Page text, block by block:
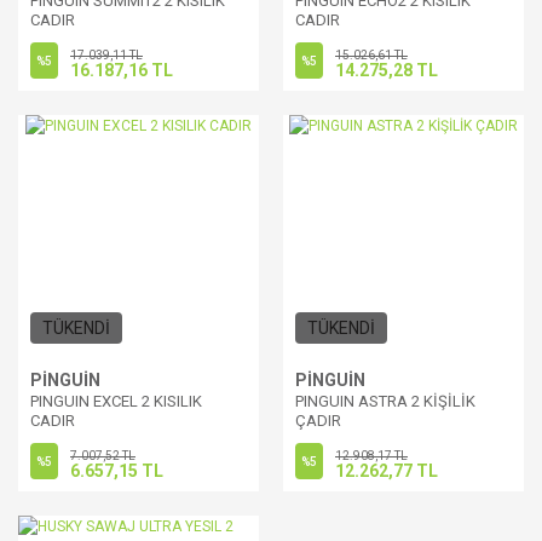
CADIR
%5 17.039,11 TL
16.187,16 TL
CADIR
%5 15.026,61 TL
14.275,28 TL
TÜKENDİ
PİNGUİN
PINGUIN EXCEL 2 KISILIK
CADIR
%5 7.007,52 TL
6.657,15 TL
TÜKENDİ
PİNGUİN
PINGUIN ASTRA 2 KİŞİLİK
ÇADIR
%5 12.908,17 TL
12.262,77 TL